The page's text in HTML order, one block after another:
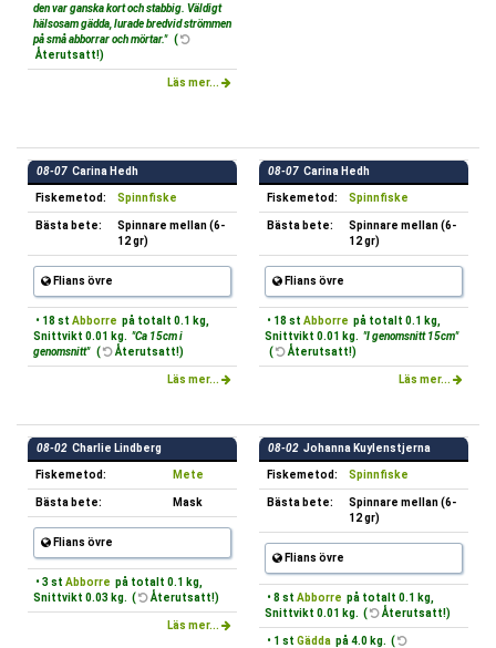
den var ganska kort och stabbig. Väldigt
hälsosam gädda, lurade bredvid strömmen
på små abborrar och mörtar." (
Återutsatt!)
Läs mer...
08-07 Carina Hedh
Fiskemetod: Spinnfiske
Bästa bete:
Spinnare mellan (6-
12 gr)
Flians övre
• 18 st Abborre på totalt 0.1 kg,
Snittvikt 0.01 kg. "Ca 15cm i
genomsnitt" ( Återutsatt!)
Läs mer...
08-07 Carina Hedh
Fiskemetod: Spinnfiske
Bästa bete:
Spinnare mellan (6-
12 gr)
Flians övre
• 18 st Abborre på totalt 0.1 kg,
Snittvikt 0.01 kg. "I genomsnitt 15cm"
(
Återutsatt!)
Läs mer...
08-02 Charlie Lindberg
Fiskemetod: Mete
Bästa bete: Mask
Flians övre
• 3 st Abborre på totalt 0.1 kg,
Snittvikt 0.03 kg. (
Återutsatt!)
Läs mer...
08-02 Johanna Kuylenstjerna
Fiskemetod: Spinnfiske
Bästa bete:
Spinnare mellan (6-
12 gr)
Flians övre
• 8 st Abborre på totalt 0.1 kg,
Snittvikt 0.01 kg. (
Återutsatt!)
• 1 st Gädda på 4.0 kg. (